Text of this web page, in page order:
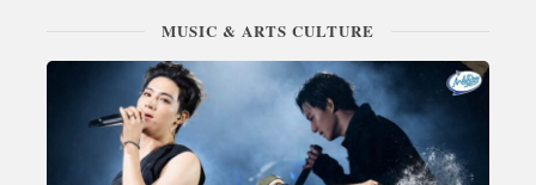
MUSIC & ARTS CULTURE